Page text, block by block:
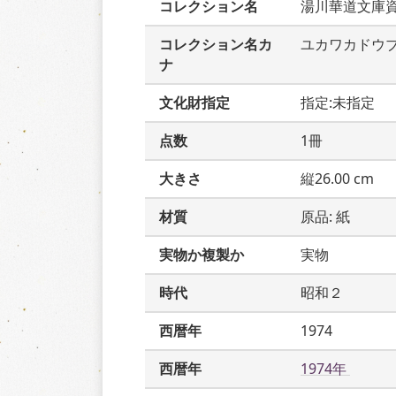
コレクション名
湯川華道文庫
コレクション名カ
ナ
ユカワカドウ
文化財指定
指定:未指定
点数
1冊
大きさ
縦26.00 cm
材質
原品: 紙
実物か複製か
実物
時代
昭和２
西暦年
1974
西暦年
1974年